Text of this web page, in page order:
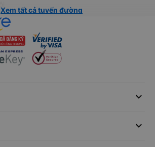
Xem tất cả tuyến đường
keyboard_arrow_down
keyboard_arrow_down